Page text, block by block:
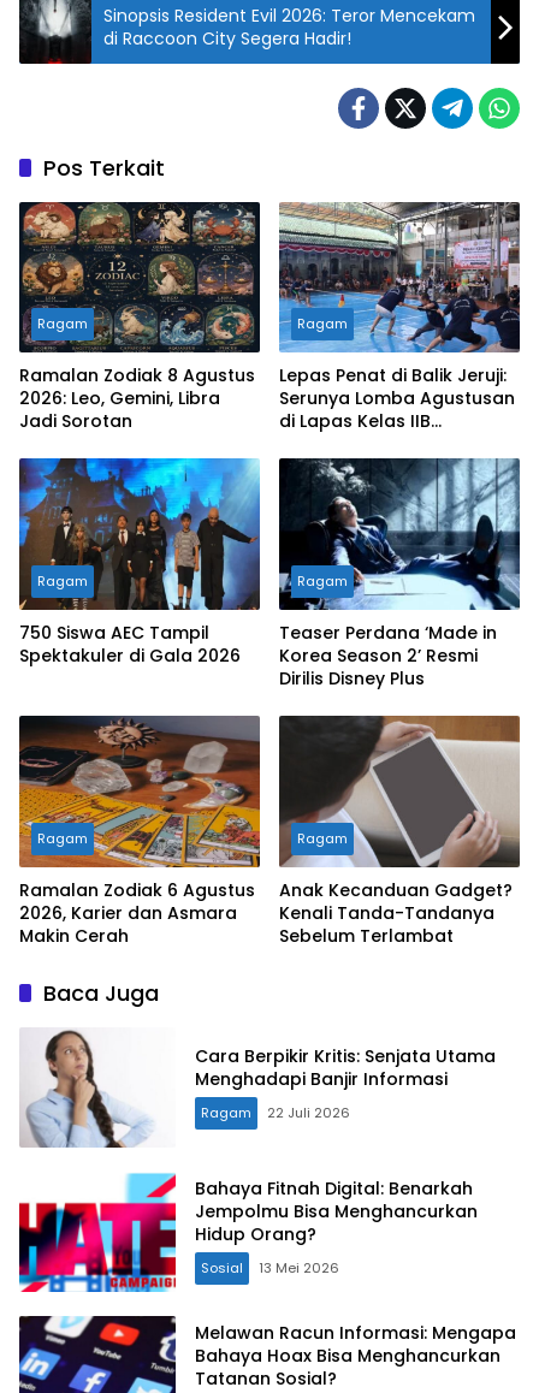
Sinopsis Resident Evil 2026: Teror Mencekam
di Raccoon City Segera Hadir!
Pos Terkait
Ragam
Ramalan Zodiak 8 Agustus
2026: Leo, Gemini, Libra
Jadi Sorotan
Ragam
Lepas Penat di Balik Jeruji:
Serunya Lomba Agustusan
di Lapas Kelas IIB
Ragam
750 Siswa AEC Tampil
Spektakuler di Gala 2026
Ragam
Teaser Perdana ‘Made in
Korea Season 2’ Resmi
Dirilis Disney Plus
Ragam
Ramalan Zodiak 6 Agustus
2026, Karier dan Asmara
Makin Cerah
Ragam
Anak Kecanduan Gadget?
Kenali Tanda-Tandanya
Sebelum Terlambat
Baca Juga
Cara Berpikir Kritis: Senjata Utama
Menghadapi Banjir Informasi
Ragam 22 Juli 2026
Bahaya Fitnah Digital: Benarkah
Jempolmu Bisa Menghancurkan
Hidup Orang?
Sosial 13 Mei 2026
Melawan Racun Informasi: Mengapa
Bahaya Hoax Bisa Menghancurkan
Tatanan Sosial?